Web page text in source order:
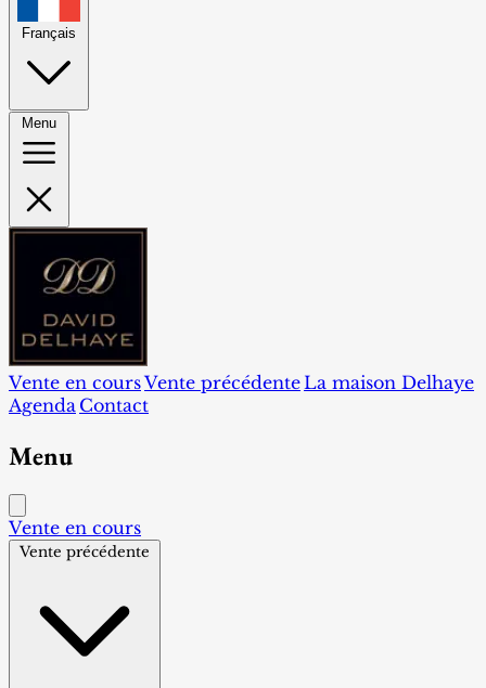
Français
Menu
Vente en coursVente précédente La maison Delhaye
Agenda Contact
Menu
Vente en cours
Vente précédente